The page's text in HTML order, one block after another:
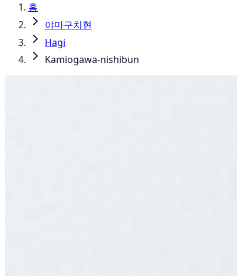
홈
야마구치현
Hagi
Kamiogawa-nishibun